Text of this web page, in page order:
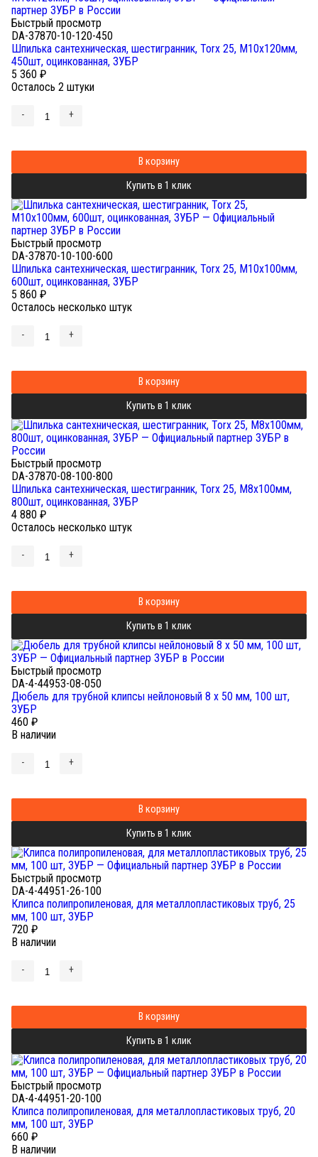
Быстрый просмотр
DA-37870-10-120-450
Шпилька сантехническая, шестигранник, Torx 25, М10x120мм,
450шт, оцинкованная, ЗУБР
5 360 ₽
Осталось 2 штуки
- +
В корзину
Купить в 1 клик
Быстрый просмотр
DA-37870-10-100-600
Шпилька сантехническая, шестигранник, Torx 25, М10x100мм,
600шт, оцинкованная, ЗУБР
5 860 ₽
Осталось несколько штук
- +
В корзину
Купить в 1 клик
Быстрый просмотр
DA-37870-08-100-800
Шпилька сантехническая, шестигранник, Torx 25, М8x100мм,
800шт, оцинкованная, ЗУБР
4 880 ₽
Осталось несколько штук
- +
В корзину
Купить в 1 клик
Быстрый просмотр
DA-4-44953-08-050
Дюбель для трубной клипсы нейлоновый 8 х 50 мм, 100 шт,
ЗУБР
460 ₽
В наличии
- +
В корзину
Купить в 1 клик
Быстрый просмотр
DA-4-44951-26-100
Клипса полипропиленовая, для металлопластиковых труб, 25
мм, 100 шт, ЗУБР
720 ₽
В наличии
- +
В корзину
Купить в 1 клик
Быстрый просмотр
DA-4-44951-20-100
Клипса полипропиленовая, для металлопластиковых труб, 20
мм, 100 шт, ЗУБР
660 ₽
В наличии